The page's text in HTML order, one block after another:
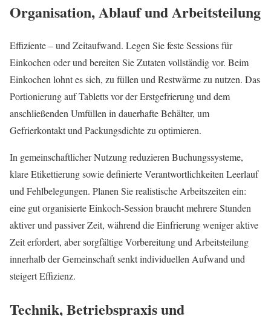
Organisation, Ablauf und Arbeitsteilung
Effiziente – und Zeitaufwand. Legen Sie feste Sessions für
Einkochen oder und bereiten Sie Zutaten vollständig vor. Beim
Einkochen lohnt es sich, zu füllen und Restwärme zu nutzen. Das
Portionierung auf Tabletts vor der Erstgefrierung und dem
anschließenden Umfüllen in dauerhafte Behälter, um
Gefrierkontakt und Packungsdichte zu optimieren.
In gemeinschaftlicher Nutzung reduzieren Buchungssysteme,
klare Etikettierung sowie definierte Verantwortlichkeiten Leerlauf
und Fehlbelegungen. Planen Sie realistische Arbeitszeiten ein:
eine gut organisierte Einkoch‑Session braucht mehrere Stunden
aktiver und passiver Zeit, während die Einfrierung weniger aktive
Zeit erfordert, aber sorgfältige Vorbereitung und Arbeitsteilung
innerhalb der Gemeinschaft senkt individuellen Aufwand und
steigert Effizienz.
Technik, Betriebspraxis und